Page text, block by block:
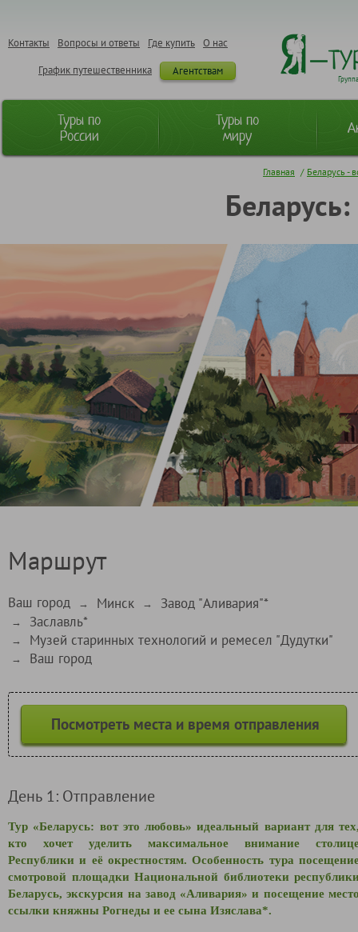
О нас
Где купить
Вопросы и ответы
Контакты
Агентствам
График путешественника
Туры по
России
Туры по
миру
Главная / Беларусь -
Маршрут
Ваш город → Минск → Завод "Аливария"*
→ Заславль*
→ Музей старинных технологий и ремесел "Дудутки"
→ Ваш город
Посмотреть места и время отправления
День 1: Отправление
Тур «Беларусь: вот это любовь» идеальный вариант для
кто хочет уделить максимальное внимание
Республики и её окрестностям. Особенность тура
смотровой площадки Национальной библиотеки
Беларусь, экскурсия на завод «Аливария» и посещение
ссылки княжны Рогнеды и ее сына Изяслава*.